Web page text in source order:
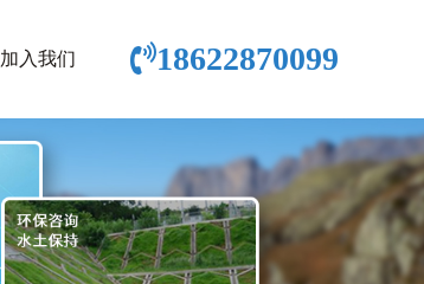
加入我们 18622870099